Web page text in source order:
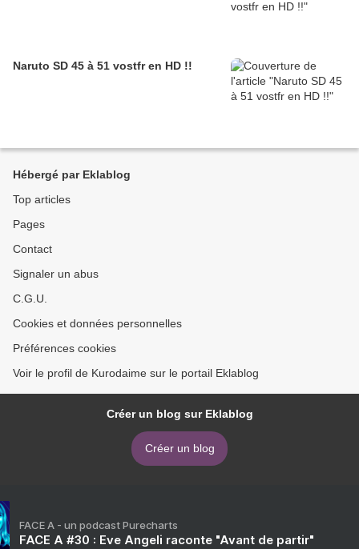
Naruto SD 45 à 51 vostfr en HD !!
Hébergé par Eklablog
Top articles
Pages
Contact
Signaler un abus
C.G.U.
Cookies et données personnelles
Préférences cookies
Voir le profil de Kurodaime sur le portail Eklablog
Créer un blog sur Eklablog
Créer un blog
FACE A - un podcast Purecharts
FACE A #30 : Eve Angeli raconte "Avant de partir"